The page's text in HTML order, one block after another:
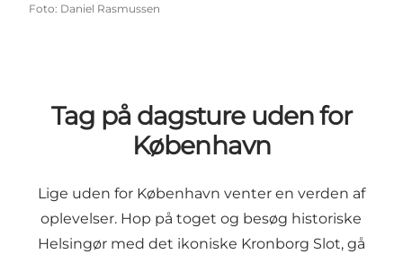
Foto: Daniel Rasmussen
Tag på dagsture uden for
København
Lige uden for København venter en verden af
oplevelser. Hop på toget og besøg historiske
Helsingør med det ikoniske Kronborg Slot, gå